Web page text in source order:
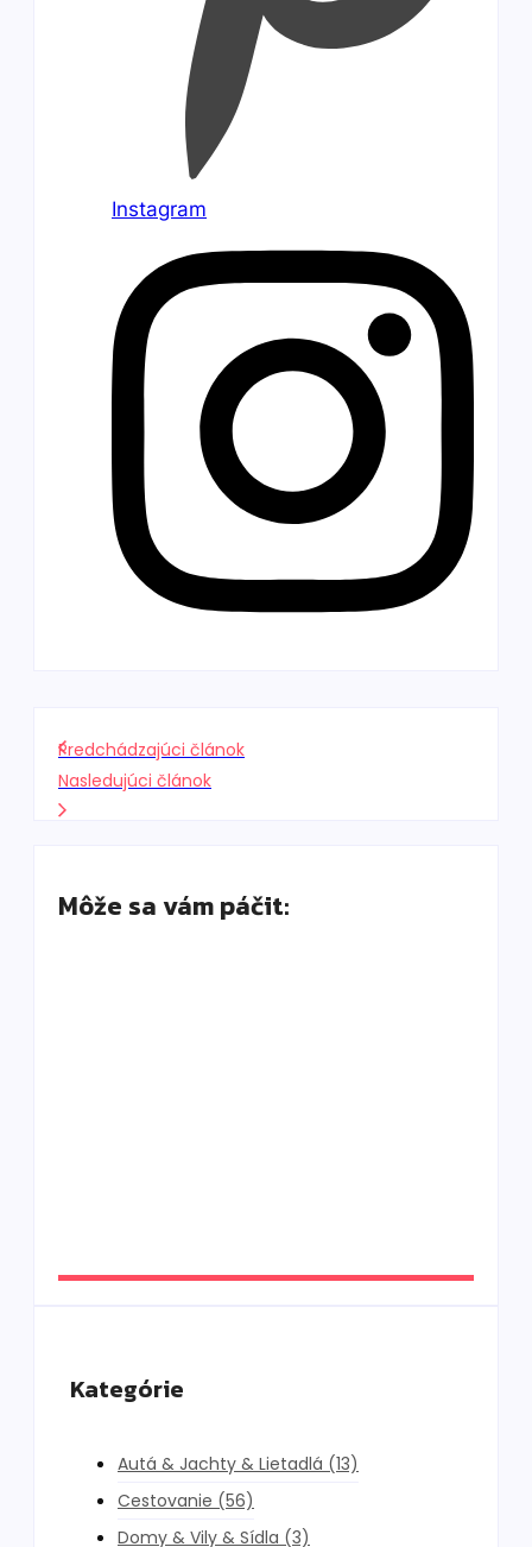
Instagram
Predchádzajúci článok
Nasledujúci článok
Môže sa vám páčit:
Kategórie
Autá & Jachty & Lietadlá (13)
Cestovanie (56)
Domy & Vily & Sídla (3)